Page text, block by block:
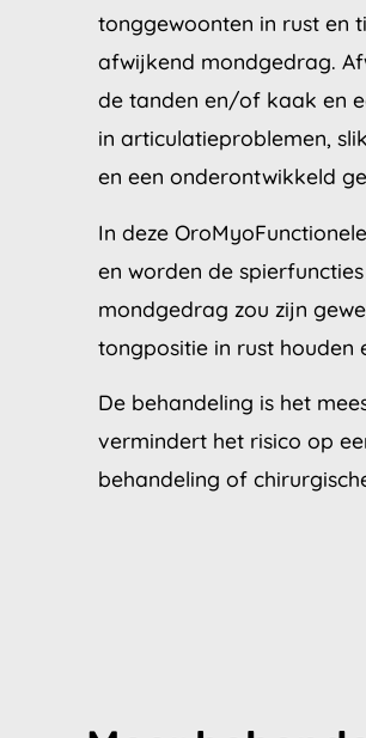
tonggewoonten in rust en
afwijkend mondgedrag.
de tanden en/of kaak en
in articulatieproblemen,
en een onderontwikkeld
In deze
en worden de
mondgedrag zou zijn
tongpositie in rust houden
De behandeling is het
vermindert het risico op
behandeling of